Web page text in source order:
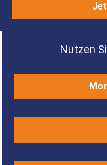
Nutzen